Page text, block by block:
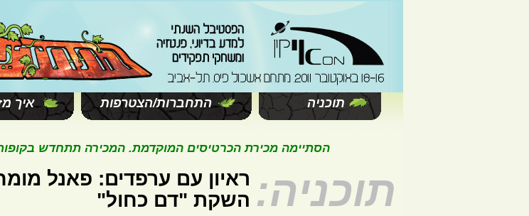
תוכניה התחברות/הצטרפות איך
הסתיימה מכירת הכרטיסים המוקדמת. המכירה תתחדש בקופות
תוכניה: ראיון עם ערפדים: פאנל
השקת "דם כחול"